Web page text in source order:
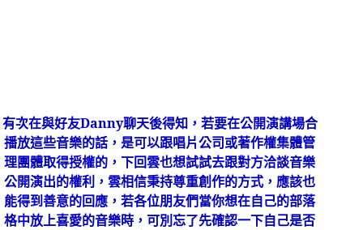
有次在與好友Danny聊天後得知，若要在公開演講場合
播放這些音樂的話，是可以跟唱片公司或著作權集體管
理團體取得授權的，下回雲也想試試去跟對方洽談音樂
公開演出的權利，雲相信秉持尊重創作的方式，應該也
能得到善意的回應，若各位朋友們當你想在自己的部落
格中放上喜愛的音樂時，可別忘了先確認一下自己是否